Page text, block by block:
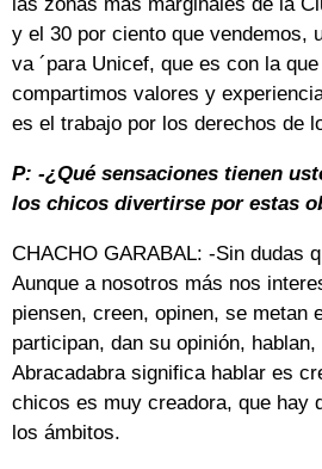
las zonas más marginales de la
y el 30 por ciento que vendemos,
va ´para Unicef, que es con la
compartimos valores y
es el trabajo por los derechos de
P: -¿Qué sensaciones tienen
los chicos divertirse por estas
CHACHO GARABAL: -Sin dudas
Aunque a nosotros más nos
piensen, creen, opinen, se metan
participan, dan su opinión,
Abracadabra significa hablar es
chicos es muy creadora, que hay
los ámbitos.